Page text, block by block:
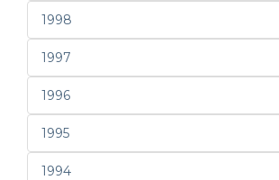
1998
1997
1996
1995
1994